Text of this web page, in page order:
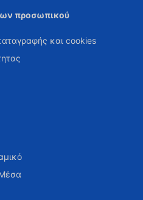
προσωπικού
και cookies